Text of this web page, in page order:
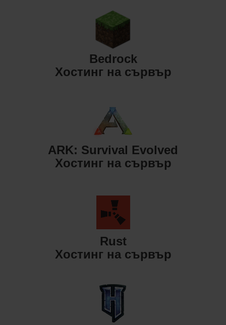
Bedrock
Хостинг на сървър
ARK: Survival Evolved
Хостинг на сървър
Rust
Хостинг на сървър